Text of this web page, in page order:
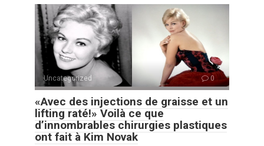
Uncategorized 0
«Avec des injections de graisse et un
lifting raté!» Voilà ce que
d’innombrables chirurgies plastiques
ont fait à Kim Novak